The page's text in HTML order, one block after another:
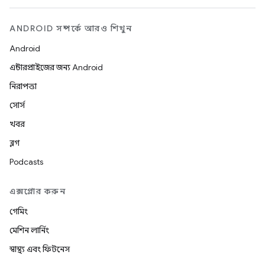
ANDROID সম্পর্কে আরও শিখুন
Android
এন্টারপ্রাইজের জন্য Android
নিরাপত্তা
সোর্স
খবর
ব্লগ
Podcasts
এক্সপ্লোর করুন
গেমিং
মেশিন লার্নিং
স্বাস্থ্য এবং ফিটনেস